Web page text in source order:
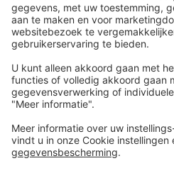
Over Dräger
Bestellen in onze webshop
Community